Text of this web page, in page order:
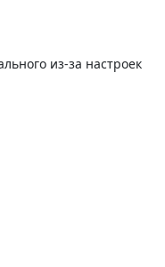
из-за настроек